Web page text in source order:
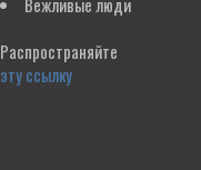
Распространяйте
эту ссылку